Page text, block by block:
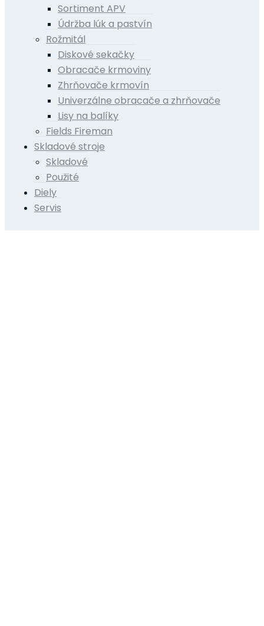
Sortiment APV
Údržba lúk a pastvín
Rožmitál
Diskové sekačky
Obracače krmoviny
Zhrňovače krmovín
Univerzálne obracače a zhrňovače
Lisy na balíky
Fields Fireman
Skladové stroje
Skladové
Použité
Diely
Servis